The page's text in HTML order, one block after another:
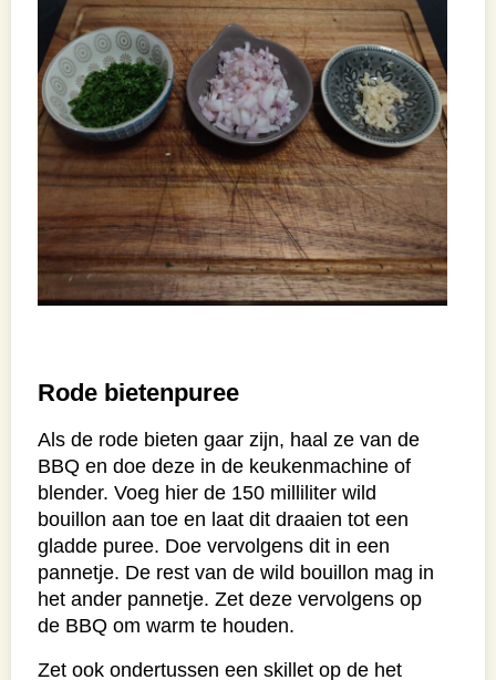
Rode bietenpuree
Als de rode bieten gaar zijn, haal ze van de
BBQ en doe deze in de keukenmachine of
blender. Voeg hier de 150 milliliter wild
bouillon aan toe en laat dit draaien tot een
gladde puree. Doe vervolgens dit in een
pannetje. De rest van de wild bouillon mag in
het ander pannetje. Zet deze vervolgens op
de BBQ om warm te houden.
Zet ook ondertussen een skillet op de het